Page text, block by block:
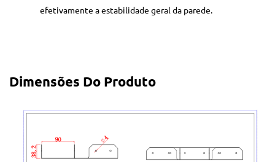
efetivamente a estabilidade geral da parede.
Dimensões Do Produto